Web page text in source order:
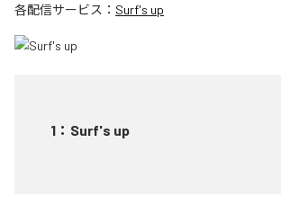
各配信サービス： Surf's up
1 ： Surf's up